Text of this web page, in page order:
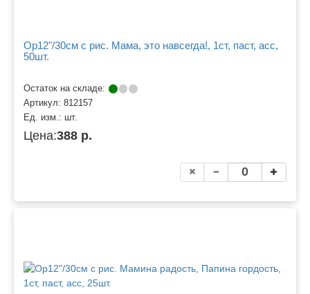
Ор12"/30см с рис. Мама, это навсегда!, 1ст, паст, асс,
50шт.
Остаток на складе:
Артикул: 812157
Ед. изм.: шт.
Цена:388 р.